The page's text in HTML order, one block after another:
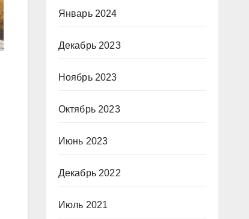
Январь 2024
Декабрь 2023
Ноябрь 2023
Октябрь 2023
Июнь 2023
Декабрь 2022
Июль 2021